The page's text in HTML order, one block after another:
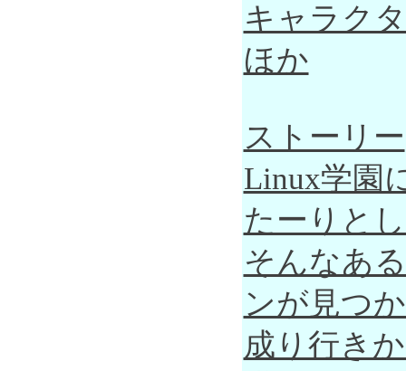
キャラク
ほか
ストーリー
Linux学園
たーりと
そんなあ
ンが見つ
成り行き